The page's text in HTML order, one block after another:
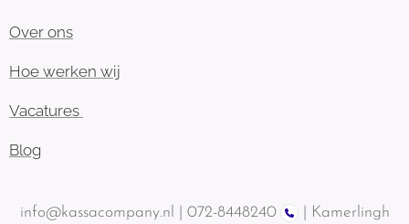
Over ons
Hoe werken wij
Vacatures
Blog
info@kassacompany.nl | 072-8448240
| Kamerlingh